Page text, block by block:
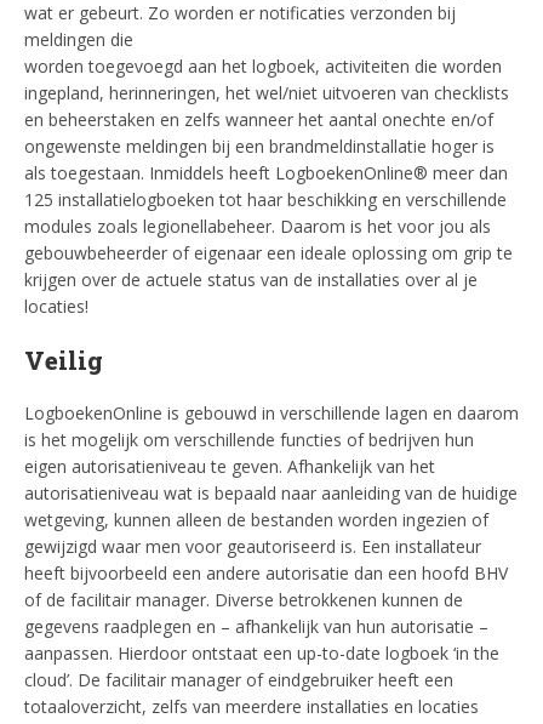
wat er gebeurt. Zo worden er notificaties verzonden bij
meldingen die
worden toegevoegd aan het logboek, activiteiten die worden
ingepland, herinneringen, het wel/niet uitvoeren van checklists
en beheerstaken en zelfs wanneer het aantal onechte en/of
ongewenste meldingen bij een brandmeldinstallatie hoger is
als toegestaan. Inmiddels heeft LogboekenOnline® meer dan
125 installatielogboeken tot haar beschikking en verschillende
modules zoals legionellabeheer. Daarom is het voor jou als
gebouwbeheerder of eigenaar een ideale oplossing om grip te
krijgen over de actuele status van de installaties over al je
locaties!
Veilig
LogboekenOnline is gebouwd in verschillende lagen en daarom
is het mogelijk om verschillende functies of bedrijven hun
eigen autorisatieniveau te geven. Afhankelijk van het
autorisatieniveau wat is bepaald naar aanleiding van de huidige
wetgeving, kunnen alleen de bestanden worden ingezien of
gewijzigd waar men voor geautoriseerd is. Een installateur
heeft bijvoorbeeld een andere autorisatie dan een hoofd BHV
of de facilitair manager. Diverse betrokkenen kunnen de
gegevens raadplegen en – afhankelijk van hun autorisatie –
aanpassen. Hierdoor ontstaat een up-to-date logboek ‘in the
cloud’. De facilitair manager of eindgebruiker heeft een
totaaloverzicht, zelfs van meerdere installaties en locaties